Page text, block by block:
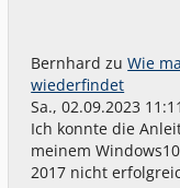
Bernhard zuWie
wiederfindet
Sa., 02.09.2023 11:11
Ich konnte die
meinem
2017 nicht